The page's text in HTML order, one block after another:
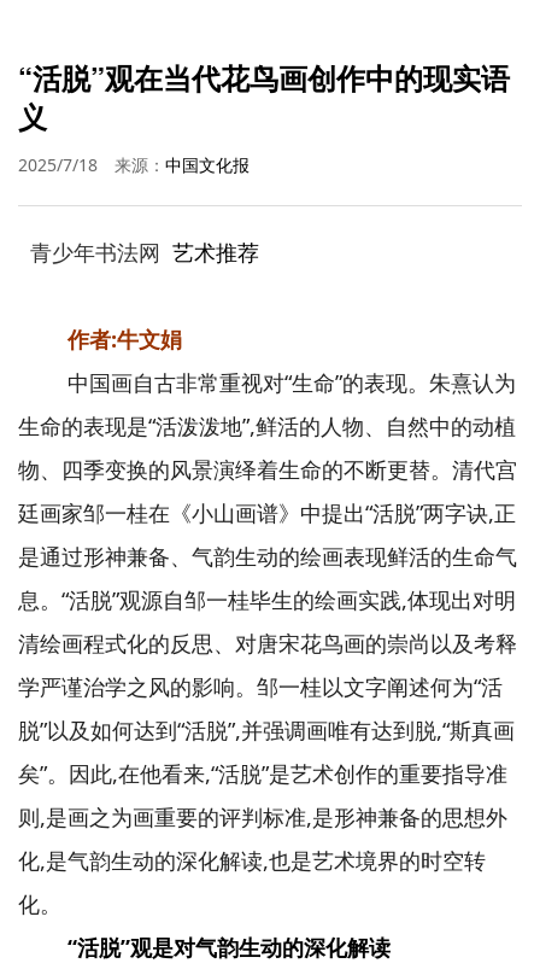
“活脱”观在当代花鸟画创作中的现实语
义
2025/7/18 来源： 中国文化报
青少年书法网 艺术推荐
作者:牛文娟
中国画自古非常重视对“生命”的表现。朱熹认为
生命的表现是“活泼泼地”,鲜活的人物、自然中的动植
物、四季变换的风景演绎着生命的不断更替。清代宫
廷画家邹一桂在《小山画谱》中提出“活脱”两字诀,正
是通过形神兼备、气韵生动的绘画表现鲜活的生命气
息。“活脱”观源自邹一桂毕生的绘画实践,体现出对明
清绘画程式化的反思、对唐宋花鸟画的崇尚以及考释
学严谨治学之风的影响。邹一桂以文字阐述何为“活
脱”以及如何达到“活脱”,并强调画唯有达到脱,“斯真画
矣”。因此,在他看来,“活脱”是艺术创作的重要指导准
则,是画之为画重要的评判标准,是形神兼备的思想外
化,是气韵生动的深化解读,也是艺术境界的时空转
化。
“活脱”观是对气韵生动的深化解读